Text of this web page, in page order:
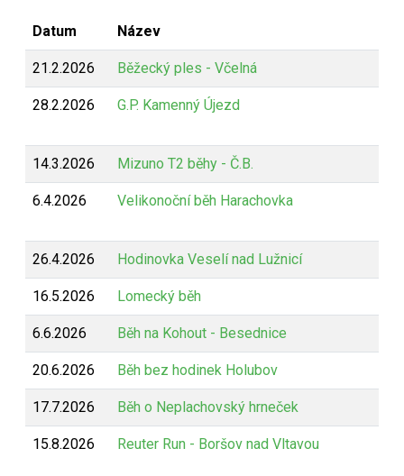
Datum Název
21.2.2026 Běžecký ples - Včelná
28.2.2026 G.P. Kamenný Újezd
14.3.2026 Mizuno T2 běhy - Č.B.
6.4.2026 Velikonoční běh Harachovka
26.4.2026 Hodinovka Veselí nad Lužnicí
16.5.2026 Lomecký běh
6.6.2026 Běh na Kohout - Besednice
20.6.2026 Běh bez hodinek Holubov
17.7.2026 Běh o Neplachovský hrneček
15.8.2026 Reuter Run - Boršov nad Vltavou